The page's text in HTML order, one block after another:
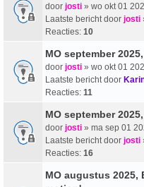
door josti » wo okt 01
Laatste bericht door josti
Reacties: 10
MO september
door josti » wo okt 01
Laatste bericht door
Reacties: 11
MO september
door josti » ma sep 01
Laatste bericht door josti
Reacties: 16
MO augustus 2025,